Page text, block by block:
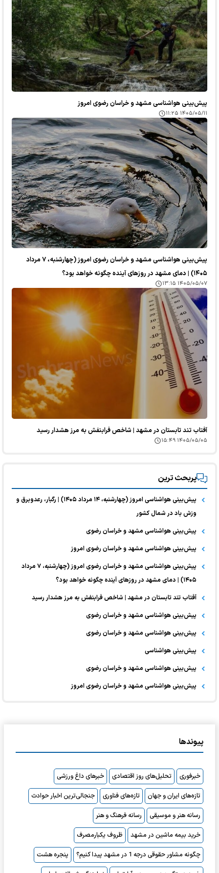
پیش‌بینی هواشناسی مشهد و خراسان رضوی امروز
۱۴۰۵/۰۵/۱۱ ۱۱:۲۵
پیش‌بینی هواشناسی مشهد و خراسان رضوی امروز (چهارشنبه، ۷ مرداد
۱۴۰۵) | دمای مشهد در روز‌های آینده چگونه خواهد بود؟
۱۴۰۵/۰۵/۰۷ ۱۳:۱۵
آفتاب تند تابستان در مشهد | شاخص فرابنفش به مرز هشدار رسید
۱۴۰۵/۰۵/۰۵ ۱۵:۴۹
پربحث ترین
پیش‌بینی هواشناسی امروز (چهارشنبه، ۱۴ مرداد ۱۴۰۵) | رگبار، رعدوبرق و
وزش باد در شمال کشور
پیش‌بینی هواشناسی مشهد و خراسان رضوی
پیش‌بینی هواشناسی مشهد و خراسان رضوی امروز
پیش‌بینی هواشناسی مشهد و خراسان رضوی امروز (چهارشنبه، ۷ مرداد
۱۴۰۵) | دمای مشهد در روز‌های آینده چگونه خواهد بود؟
آفتاب تند تابستان در مشهد | شاخص فرابنفش به مرز هشدار رسید
پیش‌بینی هواشناسی مشهد و خراسان رضوی
پیش‌بینی هواشناسی مشهد و خراسان رضوی
پیش‌بینی هواشناسی
پیش‌بینی هواشناسی مشهد و خراسان رضوی
پیش‌بینی هواشناسی مشهد و خراسان رضوی امروز
پیوندها
خبرفوری تحلیل‌های روز اقتصادی
خبرهای داغ ورزشی
تازه‌های ایران و جهان
تازه‌های فناوری
جنجالی‌ترین اخبار حوادث
رسانه هنر و موسیقی
رسانه فرهنگ و هنر
خرید بیمه ماشین در مشهد
ظروف یکبارمصرف
چگونه مشاور حقوقی درجه 1 در مشهد پیدا کنیم؟
پنجره هشت